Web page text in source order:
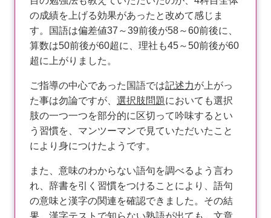
の成績を上げる効果があったと改めて感じま
す。国語は偏差値37～39前後が58～60前後に、
算数は50前後が60超に、理社も45～50前後が60
超に上がりました。
ご指導の中心であった国語では記述力が上がっ
た事は勿論ですが、 選択肢問題においても選択
肢の一つ一つを部分的に区切って吟味するとい
う習慣を、マンツーマンで見ていただいたこと
により身につけたようです。
また、意味のわからない語句を調べるよう言わ
れ、辞書を引く習慣をつけることにより、語句
の意味と漢字の関連を確認できました。その結